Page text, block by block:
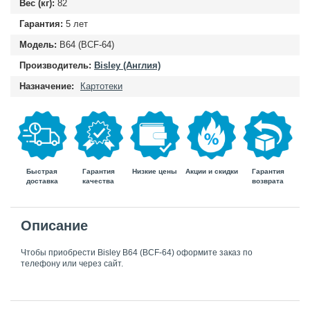
Вес (кг): 82
Гарантия: 5 лет
Модель: B64 (BCF-64)
Производитель: Bisley (Англия)
Назначение:
Картотеки
Быстрая
доставка
Гарантия
качества
Низкие цены Акции и скидки
Гарантия
возврата
Описание
Чтобы приобрести Bisley B64 (BCF-64) оформите заказ по
телефону или через сайт.